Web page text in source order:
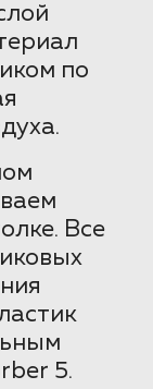
по
Все
5.